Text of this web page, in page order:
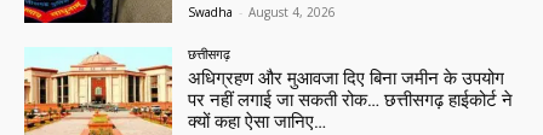
Swadha - August 4, 2026
छत्तीसगढ़
अधिग्रहण और मुआवजा दिए बिना जमीन के उपयोग
पर नहीं लगाई जा सकती रोक… छत्तीसगढ़ हाईकोर्ट ने
क्यों कहा ऐसा जानिए…